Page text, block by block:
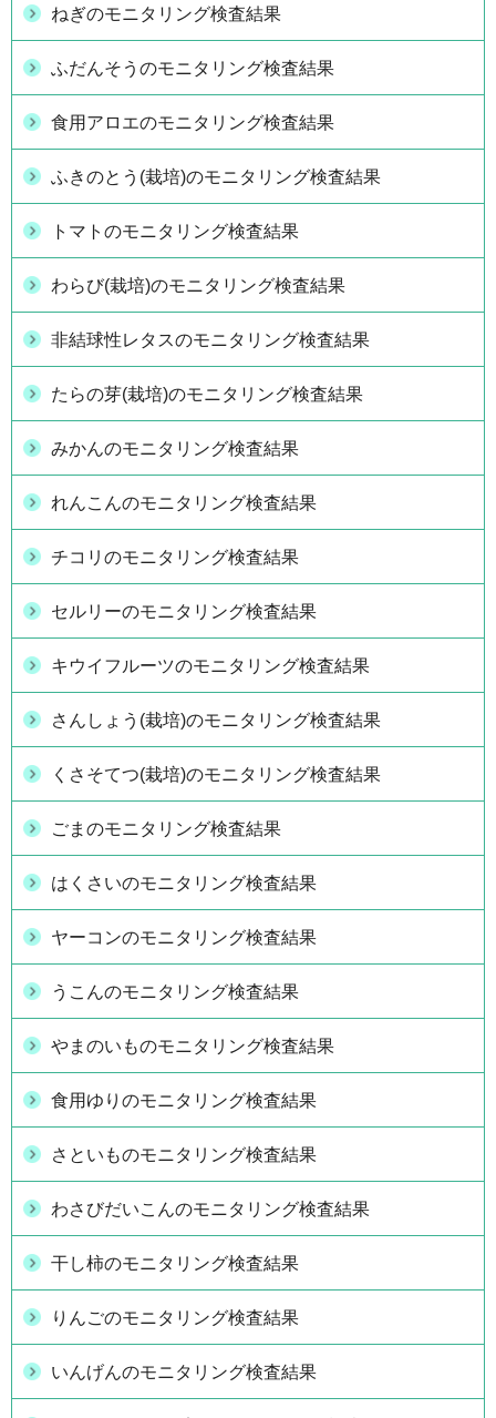
ねぎのモニタリング検査結果
ふだんそうのモニタリング検査結果
食用アロエのモニタリング検査結果
ふきのとう(栽培)のモニタリング検査結果
トマトのモニタリング検査結果
わらび(栽培)のモニタリング検査結果
非結球性レタスのモニタリング検査結果
たらの芽(栽培)のモニタリング検査結果
みかんのモニタリング検査結果
れんこんのモニタリング検査結果
チコリのモニタリング検査結果
セルリーのモニタリング検査結果
キウイフルーツのモニタリング検査結果
さんしょう(栽培)のモニタリング検査結果
くさそてつ(栽培)のモニタリング検査結果
ごまのモニタリング検査結果
はくさいのモニタリング検査結果
ヤーコンのモニタリング検査結果
うこんのモニタリング検査結果
やまのいものモニタリング検査結果
食用ゆりのモニタリング検査結果
さといものモニタリング検査結果
わさびだいこんのモニタリング検査結果
干し柿のモニタリング検査結果
りんごのモニタリング検査結果
いんげんのモニタリング検査結果